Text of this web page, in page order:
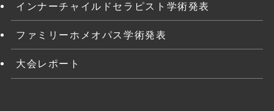
インナーチャイルドセラピスト学術発表
ファミリーホメオパス学術発表
大会レポート